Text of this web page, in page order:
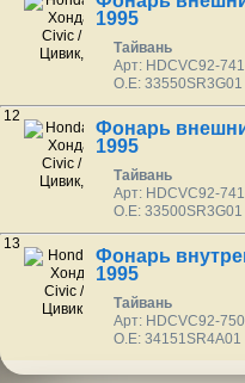
1995
Тайвань
Арт: HDCVC92-
O.E: 33550SR3G01
12
Фонарь
1995
Тайвань
Арт: HDCVC92-
O.E: 33500SR3G01
13
Фонарь
1995
Тайвань
Арт: HDCVC92-
O.E: 34151SR4A01